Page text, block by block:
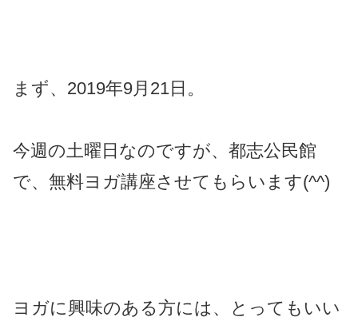
まず、2019年9月21日。
今週の土曜日なのですが、都志公民館
で、無料ヨガ講座させてもらいます(^^)
ヨガに興味のある方には、とってもいい